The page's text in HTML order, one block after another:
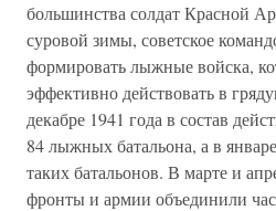
большинства солдат Красной
суровой зимы, советское
формировать лыжные войска,
эффективно действовать в
декабре 1941 года в состав
84 лыжных батальона, а в
таких батальонов. В марте и
фронты и армии объединили